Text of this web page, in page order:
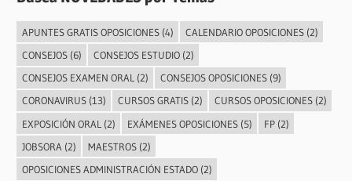
APUNTES GRATIS OPOSICIONES(4) CALENDARIO OPOSICIONES(2)
CONSEJOS(6) CONSEJOS ESTUDIO(2)
CONSEJOS EXAMEN ORAL (2) CONSEJOS OPOSICIONES(9)
CORONAVIRUS(13) CURSOS GRATIS(2) CURSOS OPOSICIONES(2)
EXPOSICIÓN ORAL (2) EXÁMENES OPOSICIONES(5) FP(2)
JOBSORA (2) MAESTROS(2)
OPOSICIONES ADMINISTRACIÓN ESTADO(2)